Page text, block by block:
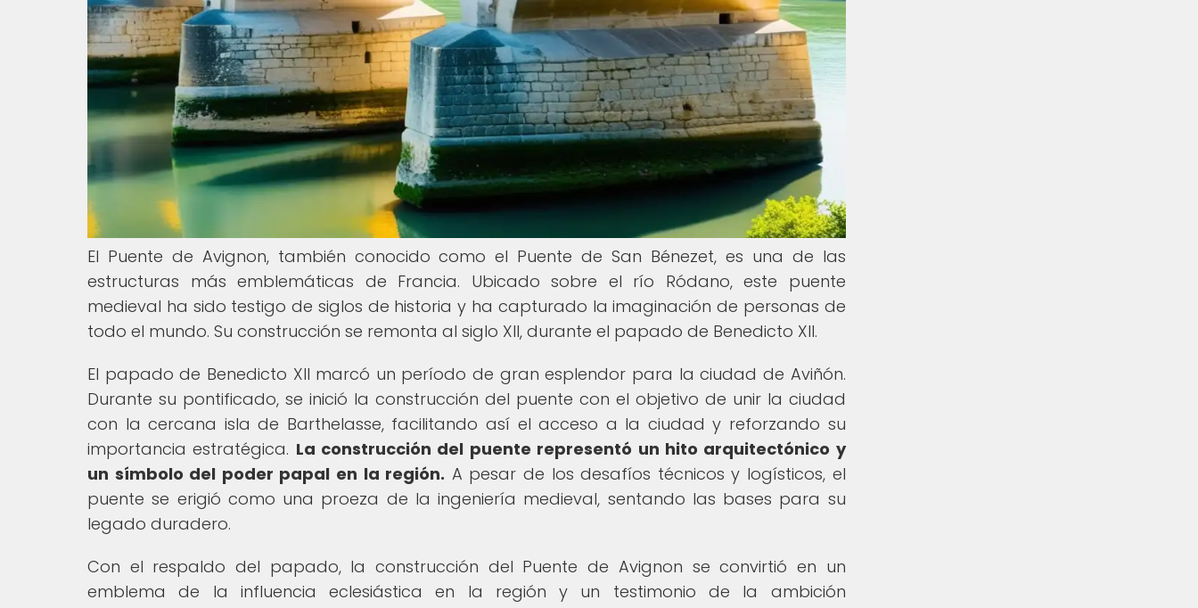
El Puente de Avignon, también conocido como el Puente de San Bénezet, es una de las
estructuras más emblemáticas de Francia. Ubicado sobre el río Ródano, este puente
medieval ha sido testigo de siglos de historia y ha capturado la imaginación de personas de
todo el mundo. Su construcción se remonta al siglo XII, durante el papado de Benedicto XII.
El papado de Benedicto XII marcó un período de gran esplendor para la ciudad de Aviñón.
Durante su pontificado, se inició la construcción del puente con el objetivo de unir la ciudad
con la cercana isla de Barthelasse, facilitando así el acceso a la ciudad y reforzando su
importancia estratégica. La construcción del puente representó un hito arquitectónico y
un símbolo del poder papal en la región. A pesar de los desafíos técnicos y logísticos, el
puente se erigió como una proeza de la ingeniería medieval, sentando las bases para su
legado duradero.
Con el respaldo del papado, la construcción del Puente de Avignon se convirtió en un
emblema de la influencia eclesiástica en la región y un testimonio de la ambición